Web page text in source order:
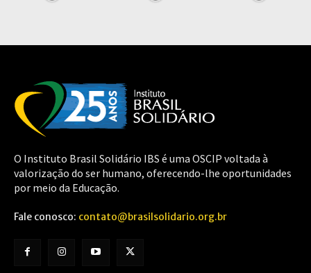
O Instituto Brasil Solidário IBS é uma OSCIP voltada à
valorização do ser humano, oferecendo-lhe oportunidades
por meio da Educação.
Fale conosco: contato@brasilsolidario.org.br